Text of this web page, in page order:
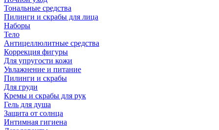
Тональные средства
Пилинги и скрабы для лица
Наборы
Тело
Антицеллюлитные средства
Коррекция фигуры
Для упругости кожи
Увлажнение и питание
Пилинги и скрабы
Для груди
Кремы и скрабы для рук
Гель для душа
Защита от солнца
Интимная гигиена